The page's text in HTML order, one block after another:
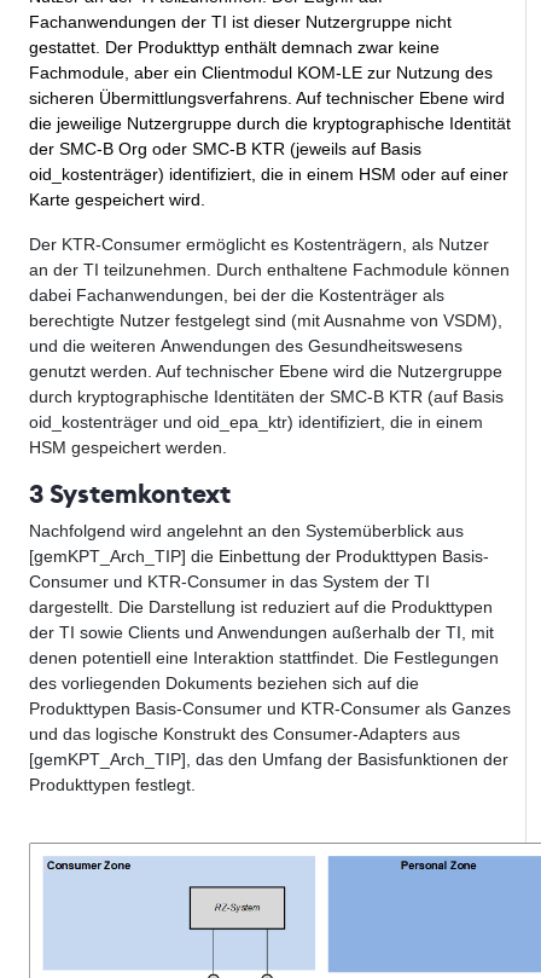
Fachanwendungen der TI ist dieser Nutzergruppe nicht
gestattet. Der Produkttyp enthält demnach zwar keine
Fachmodule, aber ein Clientmodul KOM-LE zur Nutzung des
sicheren Übermittlungsverfahrens. Auf technischer Ebene wird
die jeweilige Nutzergruppe durch die kryptographische Identität
der SMC-B Org oder SMC-B KTR (jeweils auf Basis
oid_kostenträger) identifiziert, die in einem HSM oder auf einer
Karte gespeichert wird.
Der KTR-Consumer ermöglicht es Kostenträgern, als Nutzer
an der TI teilzunehmen. Durch enthaltene Fachmodule können
dabei Fachanwendungen, bei der die Kostenträger als
berechtigte Nutzer festgelegt sind (mit Ausnahme von VSDM),
und die weiteren Anwendungen des Gesundheitswesens
genutzt werden. Auf technischer Ebene wird die Nutzergruppe
durch kryptographische Identitäten der SMC-B KTR (auf Basis
oid_kostenträger und oid_epa_ktr) identifiziert, die in einem
HSM gespeichert werden.
3 Systemkontext
Nachfolgend wird angelehnt an den Systemüberblick aus
[gemKPT_Arch_TIP] die Einbettung der Produkttypen Basis-
Consumer und KTR-Consumer in das System der TI
dargestellt. Die Darstellung ist reduziert auf die Produkttypen
der TI sowie Clients und Anwendungen außerhalb der TI, mit
denen potentiell eine Interaktion stattfindet. Die Festlegungen
des vorliegenden Dokuments beziehen sich auf die
Produkttypen Basis-Consumer und KTR-Consumer als Ganzes
und das logische Konstrukt des Consumer-Adapters aus
[gemKPT_Arch_TIP], das den Umfang der Basisfunktionen der
Produkttypen festlegt.